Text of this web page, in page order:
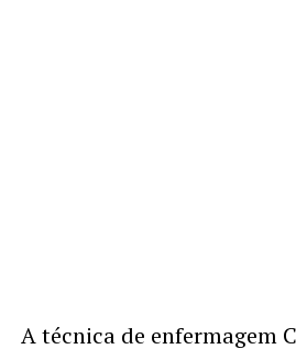
A técnica de enfermagem